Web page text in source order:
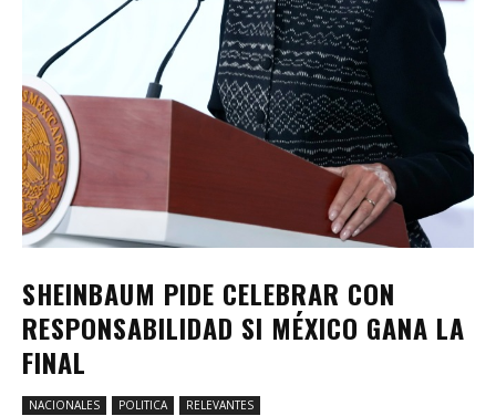
SHEINBAUM PIDE CELEBRAR CON
RESPONSABILIDAD SI MÉXICO GANA LA
FINAL
NACIONALES POLITICA RELEVANTES